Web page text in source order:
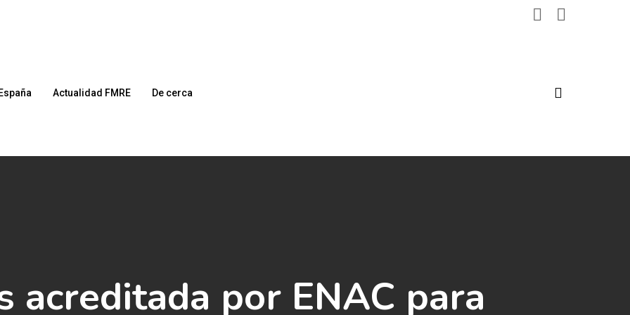
Actualidad FMRE De cerca
acreditada por ENAC para